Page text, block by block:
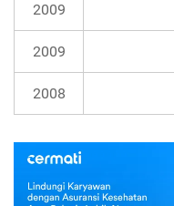
2009
2009
2008